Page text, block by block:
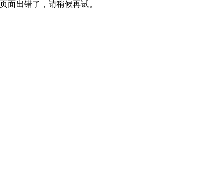
页面出错了，请稍候再试。